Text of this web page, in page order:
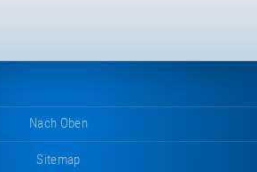
Nach Oben
Sitemap